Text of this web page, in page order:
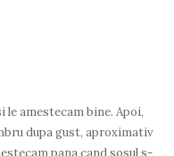
amestecam bine. Apoi,
dupa gust, aproximativ
pana cand sosul s-